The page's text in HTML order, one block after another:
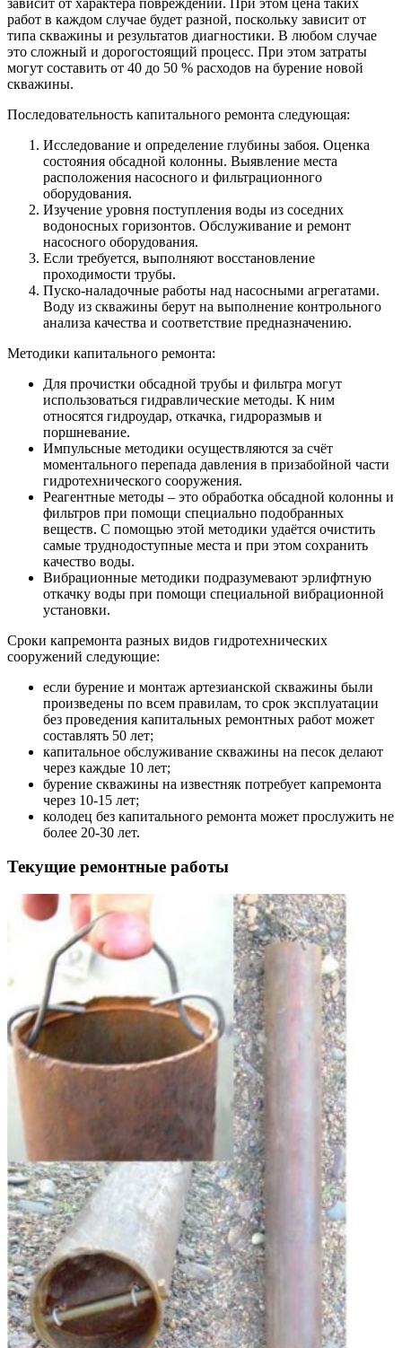
работ в каждом случае будет разной, поскольку зависит от
типа скважины и результатов диагностики. В любом случае
это сложный и дорогостоящий процесс. При этом затраты
могут составить от 40 до 50 % расходов на бурение новой
скважины.
Последовательность капитального ремонта следующая:
Исследование и определение глубины забоя. Оценка
состояния обсадной колонны. Выявление места
расположения насосного и фильтрационного
оборудования.
Изучение уровня поступления воды из соседних
водоносных горизонтов. Обслуживание и ремонт
насосного оборудования.
Если требуется, выполняют восстановление
проходимости трубы.
Пуско-наладочные работы над насосными агрегатами.
Воду из скважины берут на выполнение контрольного
анализа качества и соответствие предназначению.
Методики капитального ремонта:
Для прочистки обсадной трубы и фильтра могут
использоваться гидравлические методы. К ним
относятся гидроудар, откачка, гидроразмыв и
поршневание.
Импульсные методики осуществляются за счёт
моментального перепада давления в призабойной части
гидротехнического сооружения.
Реагентные методы – это обработка обсадной колонны и
фильтров при помощи специально подобранных
веществ. С помощью этой методики удаётся очистить
самые труднодоступные места и при этом сохранить
качество воды.
Вибрационные методики подразумевают эрлифтную
откачку воды при помощи специальной вибрационной
установки.
Сроки капремонта разных видов гидротехнических
сооружений следующие:
если бурение и монтаж артезианской скважины были
произведены по всем правилам, то срок эксплуатации
без проведения капитальных ремонтных работ может
составлять 50 лет;
капитальное обслуживание скважины на песок делают
через каждые 10 лет;
бурение скважины на известняк потребует капремонта
через 10-15 лет;
колодец без капитального ремонта может прослужить не
более 20-30 лет.
Текущие ремонтные работы